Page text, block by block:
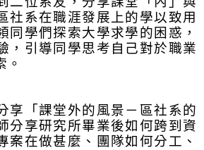
社系在職涯發展上的學以致用
同學們探索大學求學的困惑，
，引導同學思考自己對於職業
。
「課堂外的風景－區社系的
分享研究所畢業後如何跨到資
案在做甚麼、團隊如何分工、